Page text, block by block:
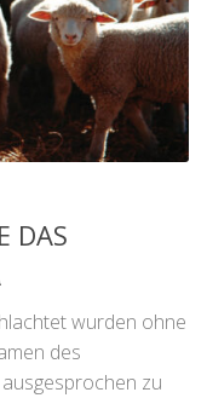
DAS
wurden ohne
des
zu